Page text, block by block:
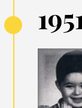
1951